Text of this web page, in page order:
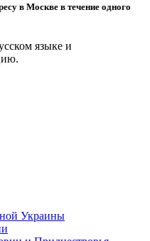
в Москве в течение одного
языке и
Украины